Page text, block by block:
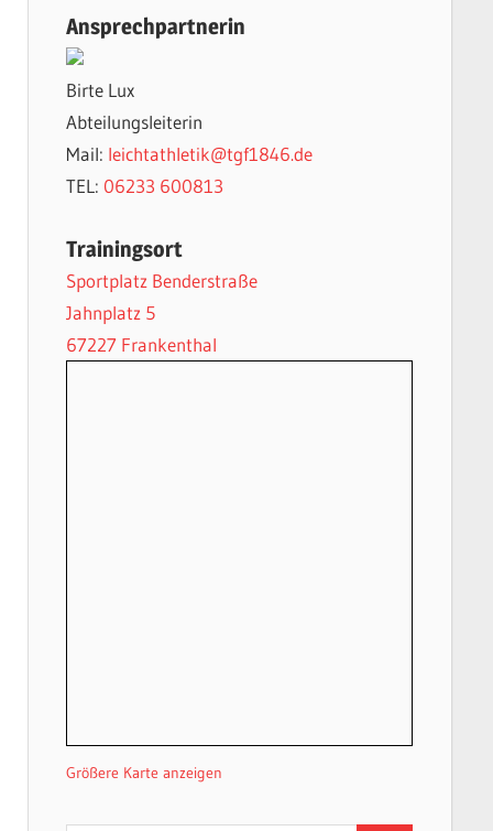
Ansprechpartnerin
Birte Lux
Abteilungsleiterin
Mail: leichtathletik@tgf1846.de
TEL: 06233 600813
Trainingsort
Sportplatz Benderstraße
Jahnplatz 5
67227 Frankenthal
Größere Karte anzeigen